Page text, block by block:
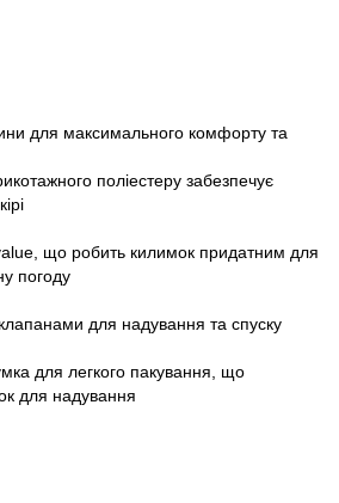
для максимального комфорту та
поліестеру забезпечує
що робить килимок придатним для
погоду
для надування та спуску
для легкого пакування, що
для надування